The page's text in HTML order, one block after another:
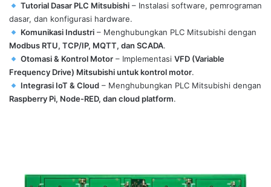
Tutorial Dasar PLC Mitsubishi– Instalasi software, pemrograman
dasar, dan konfigurasi hardware.
Komunikasi Industri– Menghubungkan PLC Mitsubishi dengan
Modbus RTU, TCP/IP, MQTT, dan SCADA.
Otomasi & Kontrol Motor– Implementasi VFD (Variable
Frequency Drive) Mitsubishi untuk kontrol motor.
Integrasi IoT & Cloud– Menghubungkan PLC Mitsubishi dengan
Raspberry Pi, Node-RED, dan cloud platform.